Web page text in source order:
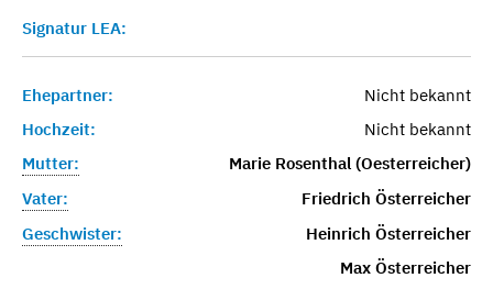
Signatur LEA:
Ehepartner:
Nicht bekannt
Hochzeit:
Nicht bekannt
Mutter:
Marie Rosenthal (Oesterreicher)
Vater:
Friedrich Österreicher
Geschwister:
Heinrich Österreicher
Max Österreicher